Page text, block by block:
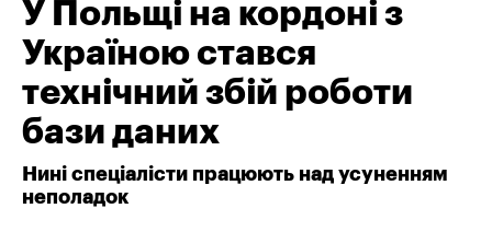
У Польщі на кордоні з
Україною стався
технічний збій роботи
бази даних
Нині спеціалісти працюють над усуненням
неполадок